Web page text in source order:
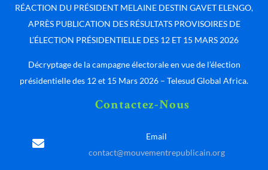
RÉACTION DU PRÉSIDENT MELAINE DESTIN GAVET ELENGO,
APRÈS PUBLICATION DES RÉSULTATS PROVISOIRES DE
L’ÉLECTION PRÉSIDENTIELLE DES 12 ET 15 MARS 2026
Décryptage de la campagne électorale en vue de l’élection
présidentielle des 12 et 15 Mars 2026 – Telesud Global Africa.
Contactez-Nous
Email
contact@mouvementrepublicain.org